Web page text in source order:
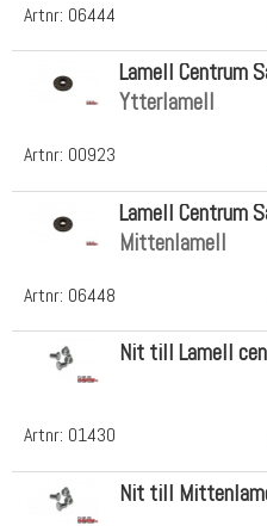
Artnr: 06444
Artnr: 00923
Lamell Centrum
Ytterlamell
Artnr: 06448
Lamell Centrum
Mittenlamell
Artnr: 01430
Nit till Lamell
Nit till